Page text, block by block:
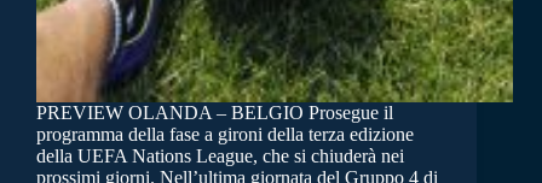
PREVIEW OLANDA – BELGIO Prosegue il
programma della fase a gironi della terza edizione
della UEFA Nations League, che si chiuderà nei
prossimi giorni. Nell’ultima giornata del Gruppo 4 di